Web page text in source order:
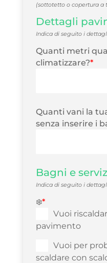
(sottotetto o copertura a
Dettagli
Indica di seguito i
Quanti metri
climatizzare?*
Quanti vani la
senza inserire i
Bagni e
Indica di seguito i
❄️*
Vuoi
pavimento
Vuoi per
scaldare con